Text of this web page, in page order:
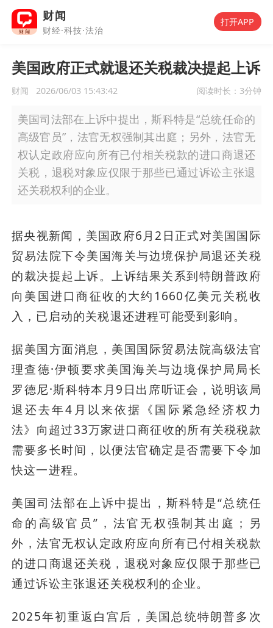
财闻
财经·科技·法治
打开APP
美国政府正式就退还关税裁决提起上诉
财闻 2026/06/03 15:43:42 阅读时长： 3分钟
美国司法部在上诉中提出，斯科特是“总统任命的
高级官员”，法官无权强制其出庭；另外，法官无
权认定政府应向所有已付相关税款的进口商退还
关税，退税对象应仅限于那些已通过诉讼主张退
还关税权利的企业。
据央视新闻，美国政府6月2日正式对美国国际
贸易法院下令美国海关与边境保护局退还关税
的裁决提起上诉。上诉结果关系到特朗普政府
向美国进口商征收的大约1660亿美元关税收
入，已启动的关税退还进程可能受到影响。
据美国方面消息，美国国际贸易法院高级法官
理查德·伊顿要求美国海关与边境保护局局长
罗德尼·斯科特本月9日出席听证会，说明该局
退还去年4月以来依据《国际紧急经济权力
法》向超过33万家进口商征收的所有关税税款
需要多长时间，以便法官确定是否需要下令加
快这一进程。
美国司法部在上诉中提出，斯科特是“总统任
命的高级官员”，法官无权强制其出庭；另
外，法官无权认定政府应向所有已付相关税款
的进口商退还关税，退税对象应仅限于那些已
通过诉讼主张退还关税权利的企业。
2025年初重返白宫后，美国总统特朗普多次